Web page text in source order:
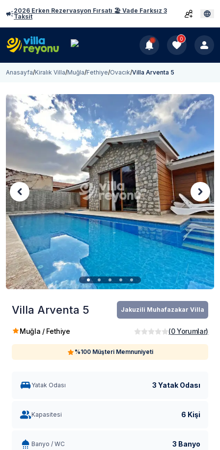
2026 Erken Rezervasyon Fırsatı 🏖️ Vade Farksız 3
Taksit
0
Anasayfa/Kiralık Villa/Muğla/Fethiye/Ovacık/Villa Arventa 5
Villa Arventa 5 Jakuzili Muhafazakar Villa
Muğla / Fethiye (0 Yorumlar)
%100 Müşteri Memnuniyeti
Yatak Odası 3 Yatak Odası
Kapasitesi 6 Kişi
Banyo / WC 3 Banyo